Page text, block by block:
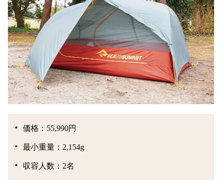
価格：55,990円
最小重量：2,154g
収容人数：2名